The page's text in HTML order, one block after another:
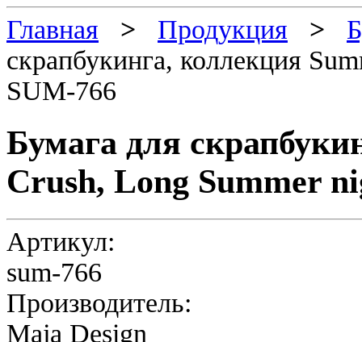
Главная > Продукция >
скрапбукинга, коллекция
SUM-766
Бумага для
Crush, Long Summer
Артикул:
sum-766
Производитель:
Maja Design